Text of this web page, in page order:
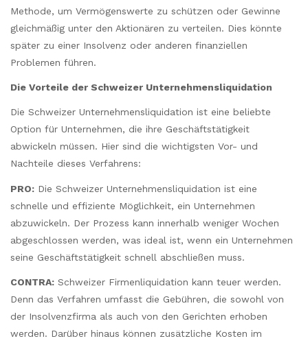
Methode, um Vermögenswerte zu schützen oder Gewinne
gleichmäßig unter den Aktionären zu verteilen. Dies könnte
später zu einer Insolvenz oder anderen finanziellen
Problemen führen.
Die Vorteile der Schweizer Unternehmensliquidation
Die Schweizer Unternehmensliquidation ist eine beliebte
Option für Unternehmen, die ihre Geschäftstätigkeit
abwickeln müssen. Hier sind die wichtigsten Vor- und
Nachteile dieses Verfahrens:
PRO: Die Schweizer Unternehmensliquidation ist eine
schnelle und effiziente Möglichkeit, ein Unternehmen
abzuwickeln. Der Prozess kann innerhalb weniger Wochen
abgeschlossen werden, was ideal ist, wenn ein Unternehmen
seine Geschäftstätigkeit schnell abschließen muss.
CONTRA: Schweizer Firmenliquidation kann teuer werden.
Denn das Verfahren umfasst die Gebühren, die sowohl von
der Insolvenzfirma als auch von den Gerichten erhoben
werden. Darüber hinaus können zusätzliche Kosten im